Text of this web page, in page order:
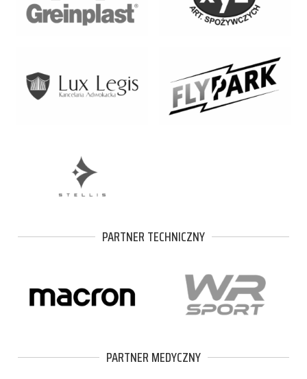
PARTNER TECHNICZNY
PARTNER MEDYCZNY